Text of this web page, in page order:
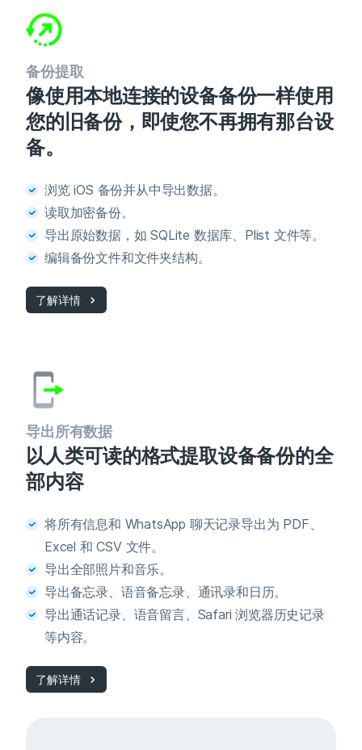
备份提取
像使用本地连接的设备备份一样使用
您的旧备份，即使您不再拥有那台设
备。
浏览 iOS 备份并从中导出数据。
读取加密备份。
导出原始数据，如 SQLite 数据库、Plist 文件等。
编辑备份文件和文件夹结构。
了解详情
导出所有数据
以人类可读的格式提取设备备份的全
部内容
将所有信息和 WhatsApp 聊天记录导出为 PDF、
Excel 和 CSV 文件。
导出全部照片和音乐。
导出备忘录、语音备忘录、通讯录和日历。
导出通话记录、语音留言、Safari 浏览器历史记录
等内容。
了解详情